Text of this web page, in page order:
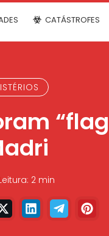
CATÁSTROFES
2 min